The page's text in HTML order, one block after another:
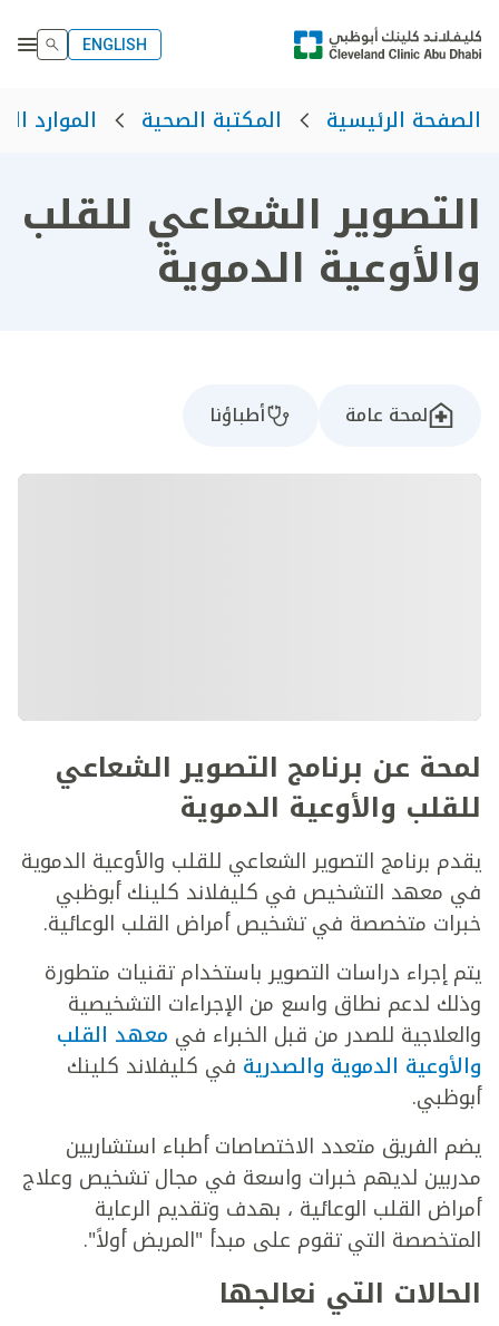
ENGLISH
الصفحة الرئيسية المكتبة الصحية الموارد
التصوير الشعاعي للقلب
والأوعية الدموية
لمحة عامة أطباؤنا
لمحة عن برنامج التصوير الشعاعي
للقلب والأوعية الدموية
يقدم برنامج التصوير الشعاعي للقلب والأوعية الدموية
في معهد التشخيص في كليفلاند كلينك أبوظبي
خبرات متخصصة في تشخيص أمراض القلب الوعائية.
يتم إجراء دراسات التصوير باستخدام تقنيات متطورة
وذلك لدعم نطاق واسع من الإجراءات التشخيصية
والعلاجية للصدر من قبل الخبراء في معهد القلب
والأوعية الدموية والصدرية في كليفلاند كلينك
أبوظبي.
يضم الفريق متعدد الاختصاصات أطباء استشاريين
مدربين لديهم خبرات واسعة في مجال تشخيص وعلاج
أمراض القلب الوعائية ، بهدف وتقديم الرعاية
المتخصصة التي تقوم على مبدأ "المريض أولاً".
الحالات التي نعالجها